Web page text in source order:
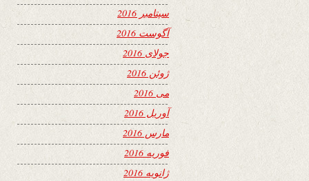
سپتامبر 2016
آگوست 2016
جولای 2016
ژوئن 2016
می 2016
آوریل 2016
مارس 2016
فوریه 2016
ژانویه 2016